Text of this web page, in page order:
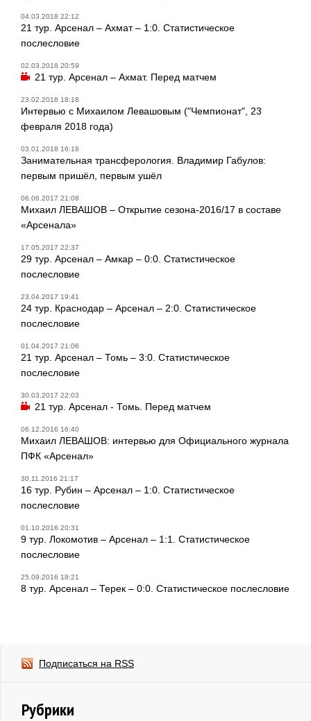
04.03.2018 22:12
21 тур. Арсенал – Ахмат – 1:0. Статистическое
послесловие
02.03.2018 20:59
21 тур. Арсенал – Ахмат. Перед матчем
23.02.2018 18:18
Интервью с Михаилом Левашовым ("Чемпионат", 23
февраля 2018 года)
03.01.2018 16:18
Занимательная трансферология. Владимир Габулов:
первым пришёл, первым ушёл
06.06.2017 21:08
Михаил ЛЕВАШОВ – Открытие сезона-2016/17 в составе
«Арсенала»
17.05.2017 22:37
29 тур. Арсенал – Амкар – 0:0. Статистическое
послесловие
23.04.2017 19:41
24 тур. Краснодар – Арсенал – 2:0. Статистическое
послесловие
01.04.2017 21:06
21 тур. Арсенал – Томь – 3:0. Статистическое
послесловие
30.03.2017 22:03
21 тур. Арсенал - Томь. Перед матчем
06.12.2016 16:40
Михаил ЛЕВАШОВ: интервью для Официального журнала
ПФК «Арсенал»
30.11.2016 21:17
16 тур. Рубин – Арсенал – 1:0. Статистическое
послесловие
01.10.2016 20:31
9 тур. Локомотив – Арсенал – 1:1. Статистическое
послесловие
25.09.2016 18:21
8 тур. Арсенал – Терек – 0:0. Статистическое послесловие
Подписаться на RSS
Рубрики